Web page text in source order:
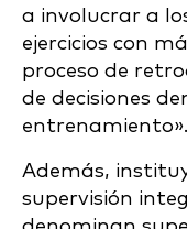
a involucrar a
ejercicios con
proceso de
de decisiones
entrenamiento».
Además,
supervisión